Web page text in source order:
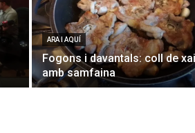
ARA I AQUÍ
Fogons i davantals: coll de xai
amb samfaina